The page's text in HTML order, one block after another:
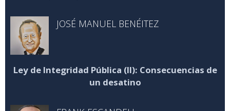
JOSÉ MANUEL BENÉITEZ
Ley de Integridad Pública (II): Consecuencias de
un desatino